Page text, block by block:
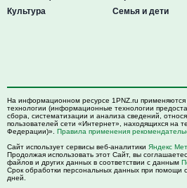
Культура
Семья и дети
На информационном ресурсе 1PNZ.ru
технологии (информационные технологии
сбора, систематизации и анализа сведений,
пользователей сети «Интернет», находящихся на
Федерации)». Правила применения
Сайт использует сервисы веб-аналитики Яндекс
Продолжая использовать этот Сайт, вы
файлов и других данных в соответствии с данным
Срок обработки персональных данных при помощи
дней.